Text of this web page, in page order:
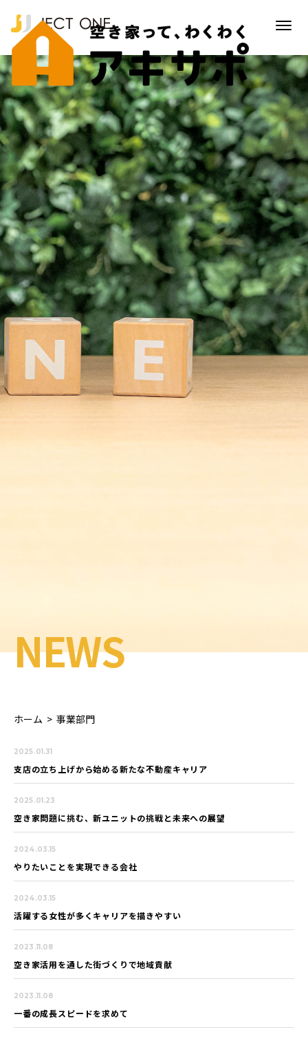
NEWS
ホーム > 事業部門
2025.01.31
支店の立ち上げから始める新たな不動産キャリア
2025.01.23
空き家問題に挑む、新ユニットの挑戦と未来への展望
2024.03.15
やりたいことを実現できる会社
2024.03.15
活躍する女性が多くキャリアを描きやすい
2023.11.08
空き家活用を通した街づくりで地域貢献
2023.11.08
一番の成長スピードを求めて